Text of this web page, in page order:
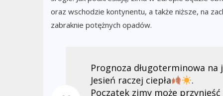
oraz wschodzie kontynentu, a także niższe, na
zabraknie potężnych opadów.
Prognoza długoterminowa
Jesień raczej ciepła
.
Początek zimy może